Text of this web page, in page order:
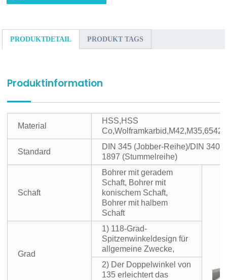
PRODUKTDETAIL PRODUKT TAGS
Produktinformation
Material
HSS,HSS
Standard
DIN 345 ​​(Jobber-Reihe)/DIN 340
1897 (Stummelreihe)
Schaft
Bohrer mit geradem
Schaft, Bohrer mit
konischem Schaft,
Bohrer mit halbem
Schaft
Grad
1) 118-Grad-
Spitzenwinkeldesign für
allgemeine Zwecke,
2) Der Doppelwinkel von
135 erleichtert das